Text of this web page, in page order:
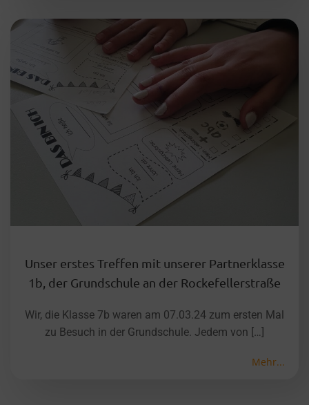
Unser erstes Treffen mit unserer Partnerklasse
1b, der Grundschule an der Rockefellerstraße
Wir, die Klasse 7b waren am 07.03.24 zum ersten Mal
zu Besuch in der Grundschule. Jedem von […]
Mehr...